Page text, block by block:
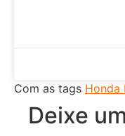
Com as tags Honda
Deixe